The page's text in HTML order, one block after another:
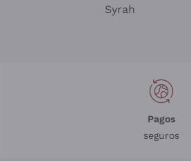
Syrah
Pagos
seguros